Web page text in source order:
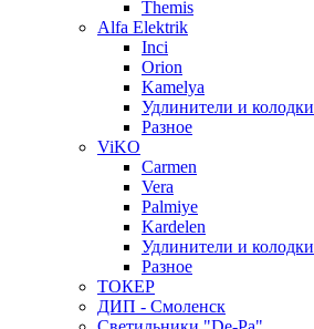
Themis
Alfa Elektrik
Inci
Orion
Kamelya
Удлинители и колодки
Разное
ViKO
Carmen
Vera
Palmiye
Kardelen
Удлинители и колодки
Разное
ТОКЕР
ДИП - Смоленск